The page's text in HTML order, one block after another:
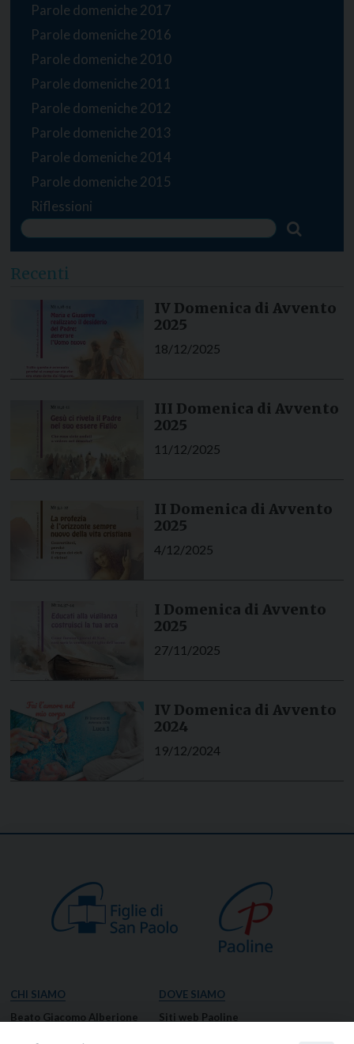
Parole domeniche 2017
Parole domeniche 2016
Parole domeniche 2010
Parole domeniche 2011
Parole domeniche 2012
Parole domeniche 2013
Parole domeniche 2014
Parole domeniche 2015
Riflessioni
Recenti
IV Domenica di Avvento
2025
18/12/2025
III Domenica di Avvento
2025
11/12/2025
II Domenica di Avvento
2025
4/12/2025
I Domenica di Avvento
2025
27/11/2025
IV Domenica di Avvento
2024
19/12/2024
CHI SIAMO
Beato Giacomo Alberione
DOVE SIAMO
Siti web Paoline